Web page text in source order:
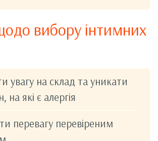
вибору інтимних
увагу на склад та уникати
на які є алергія
перевагу перевіреним